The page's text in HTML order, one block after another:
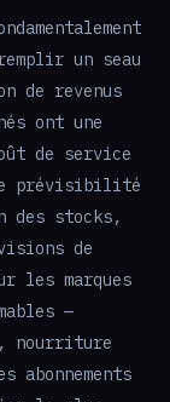
un seau
de revenus
ont une
de service
prévisibilité
stocks,
de
les marques
—
nourriture
abonnements